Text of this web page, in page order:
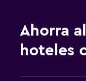
Ahorra
hoteles